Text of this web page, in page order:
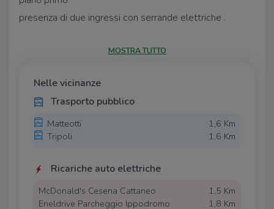
presenza di due ingressi con serrande elettriche .
cancello elettrico di circa 200 mq .
elettrico ed idraulico nuovi ed a norma , presenza di
impianto a pompa di calore per il riscaldamento ed il
raffrescamento.
MOSTRA TUTTO
Nelle vicinanze
Trasporto pubblico
Matteotti
1,6 Km
Tripoli
1,6 Km
Ricariche auto elettriche
McDonald's Cesena Cattaneo
1,5 Km
Eneldrive Parcheggio Ippodromo
1,8 Km